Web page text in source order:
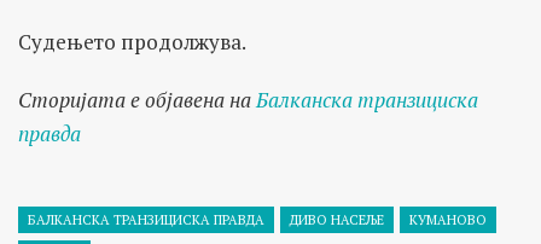
Судењето продолжува.
Сторијата е објавена наБалканска транзициска
правда
БАЛКАНСКА ТРАНЗИЦИСКА ПРАВДА ДИВО НАСЕЉЕ
КУМАНОВО